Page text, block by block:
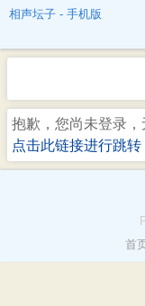
相声坛子 - 手机版
抱歉，您尚未登录
点击此链接进行跳转
首